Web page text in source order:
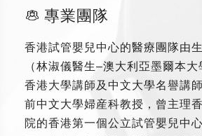
專業團隊
香港試管嬰兒中心的醫療團隊由
（林淑儀醫生–澳大利亞墨爾本
香港大學講師及中文大學名譽講
前中文大學婦産科教授，曾主理
院的香港第一個公立試管嬰兒中